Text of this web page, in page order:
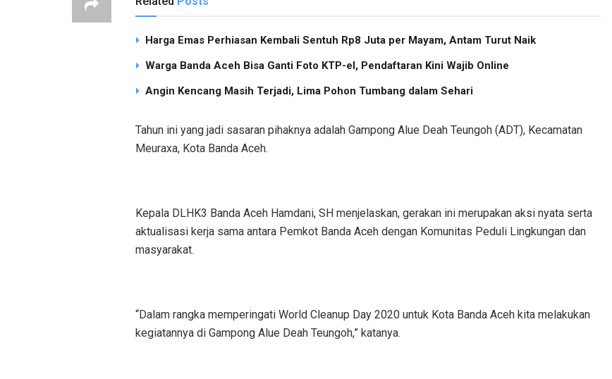
Harga Emas Perhiasan Kembali Sentuh Rp8 Juta per Mayam, Antam Turut Naik
Warga Banda Aceh Bisa Ganti Foto KTP-el, Pendaftaran Kini Wajib Online
Angin Kencang Masih Terjadi, Lima Pohon Tumbang dalam Sehari
Tahun ini yang jadi sasaran pihaknya adalah Gampong Alue Deah Teungoh (ADT), Kecamatan
Meuraxa, Kota Banda Aceh.
Kepala DLHK3 Banda Aceh Hamdani, SH menjelaskan, gerakan ini merupakan aksi nyata serta
aktualisasi kerja sama antara Pemkot Banda Aceh dengan Komunitas Peduli Lingkungan dan
masyarakat.
“Dalam rangka memperingati World Cleanup Day 2020 untuk Kota Banda Aceh kita melakukan
kegiatannya di Gampong Alue Deah Teungoh,” katanya.